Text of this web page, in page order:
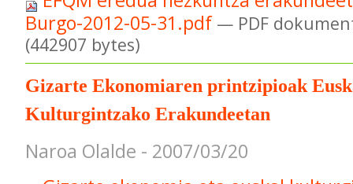
Burgo-2012-05-31.pdf — PDF
(442907 bytes)
Gizarte Ekonomiaren printzipioak
Kulturgintzako Erakundeetan
Naroa Olalde - 2007/03/20